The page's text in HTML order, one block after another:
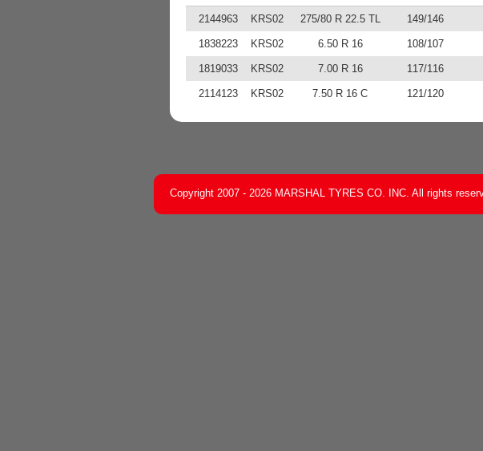
2144963 KRS02 275/80 R 22.5 TL 149/146
1838223 KRS02 6.50 R 16 108/107
1819033 KRS02 7.00 R 16 117/116
2114123 KRS02 7.50 R 16 C 121/120
Copyright 2007 - 2026 MARSHAL TYRES CO. INC. All rights